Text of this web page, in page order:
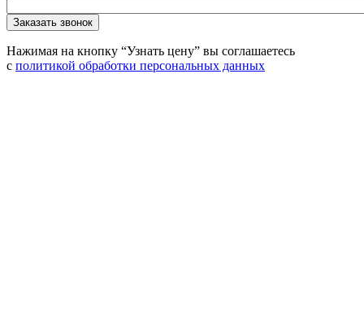
Нажимая на кнопку “Узнать цену” вы соглашаетесь
с политикой обработки персональных данных